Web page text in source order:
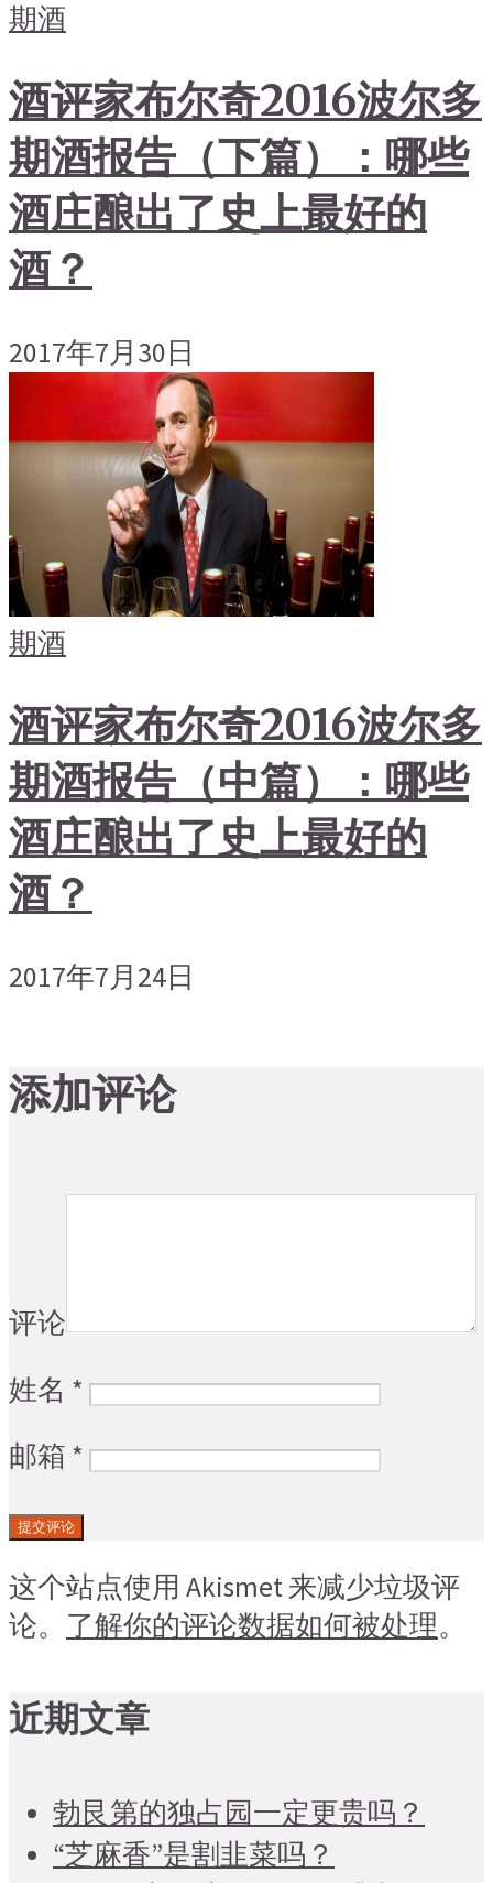
期酒
酒评家布尔奇2016波尔多
期酒报告（下篇）：哪些
酒庄酿出了史上最好的
酒？
2017年7月30日
期酒
酒评家布尔奇2016波尔多
期酒报告（中篇）：哪些
酒庄酿出了史上最好的
酒？
2017年7月24日
添加评论
评论
姓名 *
邮箱 *
这个站点使用 Akismet 来减少垃圾评
论。 了解你的评论数据如何被处理。
近期文章
勃艮第的独占园一定更贵吗？
“芝麻香”是割韭菜吗？